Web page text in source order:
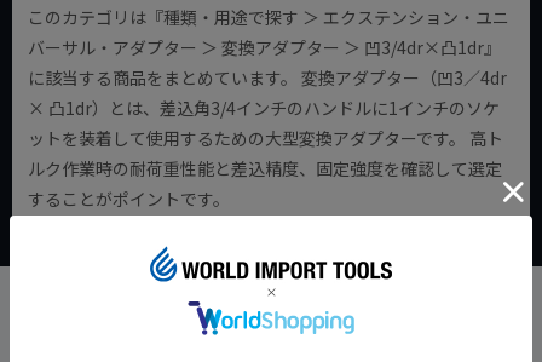
このカテゴリは『種類・用途で探す ＞ エクステンション・ユニ
バーサル・アダプター ＞ 変換アダプター ＞ 凹3/4dr×凸1dr』
に該当する商品をまとめています。 変換アダプター（凹3／4dr
× 凸1dr）とは、差込角3/4インチのハンドルに1インチのソケ
ットを装着して使用するための大型変換アダプターです。 高ト
ルク作業時の耐荷重性能と差込精度、固定強度を確認して選定
することがポイントです。
SNS